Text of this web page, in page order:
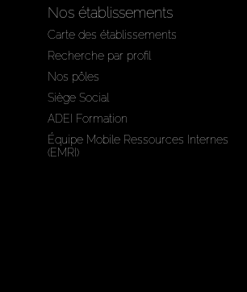
Nos établissements
Carte des établissements
Recherche par profil
Nos pôles
Siège Social
ADEI Formation
Équipe Mobile Ressources Internes
(EMRI)